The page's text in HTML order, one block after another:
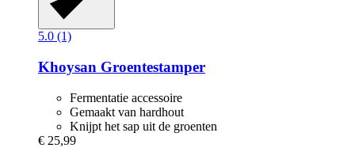
5.0 (1)
Khoysan Groentestamper
Fermentatie accessoire
Gemaakt van hardhout
Knijpt het sap uit de groenten
€ 25,99